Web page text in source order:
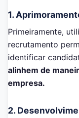
1.
Primeiramente,
recrutamento
identificar
alinhem de
empresa.
2.